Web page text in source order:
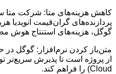
کاهش هزینه‌های متا: شرکت متا
گوگل، هزینه‌های استنتاج هوش
متن‌باز کردن نرم‌افزار: گوگل
Cloud) را فراهم کند.